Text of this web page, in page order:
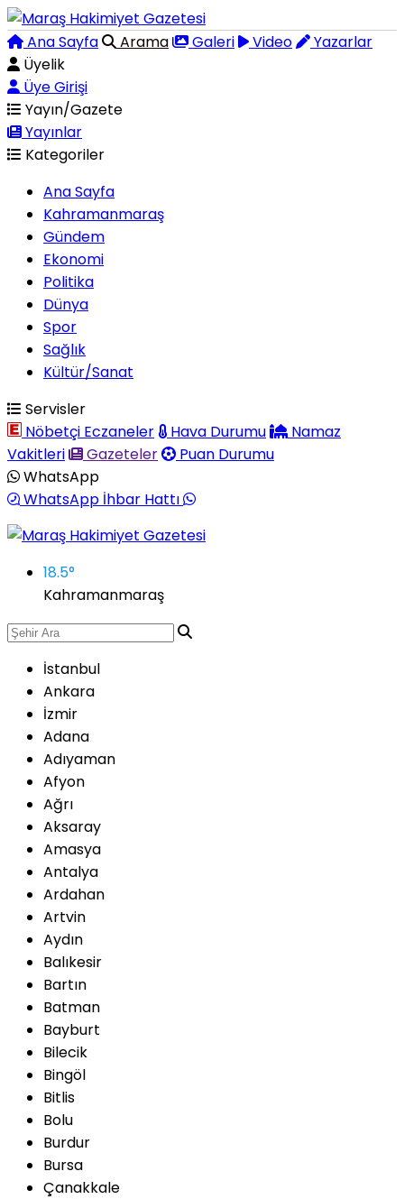
Ana Sayfa Arama Galeri Video
Yazarlar
Üyelik
Üye Girişi
Yayın/Gazete
Yayınlar
Kategoriler
Ana Sayfa
Kahramanmaraş
Gündem
Ekonomi
Politika
Dünya
Spor
Sağlık
Kültür/Sanat
Servisler
Nöbetçi Eczaneler
Hava Durumu
Namaz
Vakitleri
Gazeteler
Puan Durumu
WhatsApp
WhatsApp İhbar Hattı
18.5°
Kahramanmaraş
İstanbul
Ankara
İzmir
Adana
Adıyaman
Afyon
Ağrı
Aksaray
Amasya
Antalya
Ardahan
Artvin
Aydın
Balıkesir
Bartın
Batman
Bayburt
Bilecik
Bingöl
Bitlis
Bolu
Burdur
Bursa
Çanakkale